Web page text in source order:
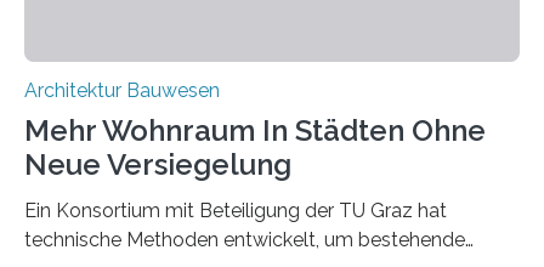
Architektur Bauwesen
Mehr Wohnraum In Städten Ohne
Neue Versiegelung
Ein Konsortium mit Beteiligung der TU Graz hat
technische Methoden entwickelt, um bestehende